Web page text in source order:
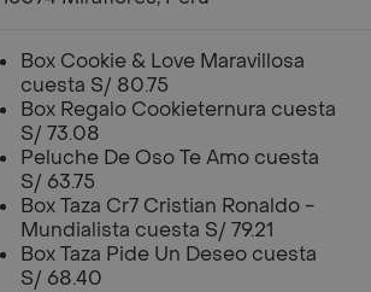
Box Cookie & Love Maravillosa
cuesta S/ 80.75
Box Regalo Cookieternura cuesta
S/ 73.08
Peluche De Oso Te Amo cuesta
S/ 63.75
Box Taza Cr7 Cristian Ronaldo -
Mundialista cuesta S/ 79.21
Box Taza Pide Un Deseo cuesta
S/ 68.40